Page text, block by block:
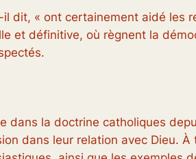
dit, « ont certainement aidé les
et définitive, où règnent la
dans la doctrine catholiques
dans leur relation avec Dieu. À